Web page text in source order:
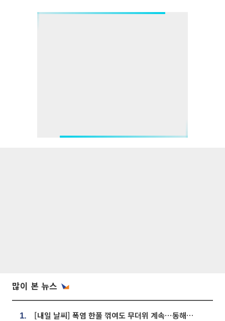
많이 본 뉴스
1. [내일 날씨] 폭염 한풀 꺾여도 무더위 계속⋯동해안 이틀 연속 비